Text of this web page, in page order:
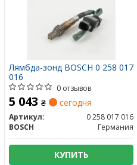
Лямбда-зонд BOSCH 0 258 017
016
0 отзывов
5 043 ₴ сегодня
Артикул:
0 258 017 016
BOSCH
Германия
КУПИТЬ